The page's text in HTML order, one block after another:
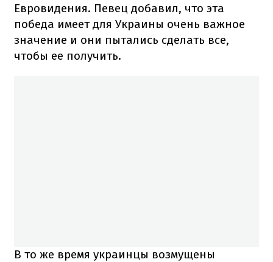
Евровидения. Певец добавил, что эта
победа имеет для Украины очень важное
значение и они пытались сделать все,
чтобы ее получить.
В то же время украинцы возмущены